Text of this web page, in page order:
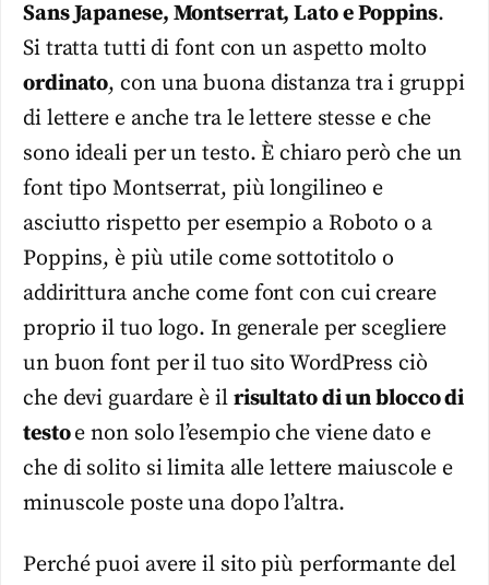
Sans Japanese, Montserrat, Lato e Poppins.
Si tratta tutti di font con un aspetto molto
ordinato, con una buona distanza tra i gruppi
di lettere e anche tra le lettere stesse e che
sono ideali per un testo. È chiaro però che un
font tipo Montserrat, più longilineo e
asciutto rispetto per esempio a Roboto o a
Poppins, è più utile come sottotitolo o
addirittura anche come font con cui creare
proprio il tuo logo. In generale per scegliere
un buon font per il tuo sito WordPress ciò
che devi guardare è il risultato di un blocco di
testoe non solo l’esempio che viene dato e
che di solito si limita alle lettere maiuscole e
minuscole poste una dopo l’altra.
Perché puoi avere il sito più performante del